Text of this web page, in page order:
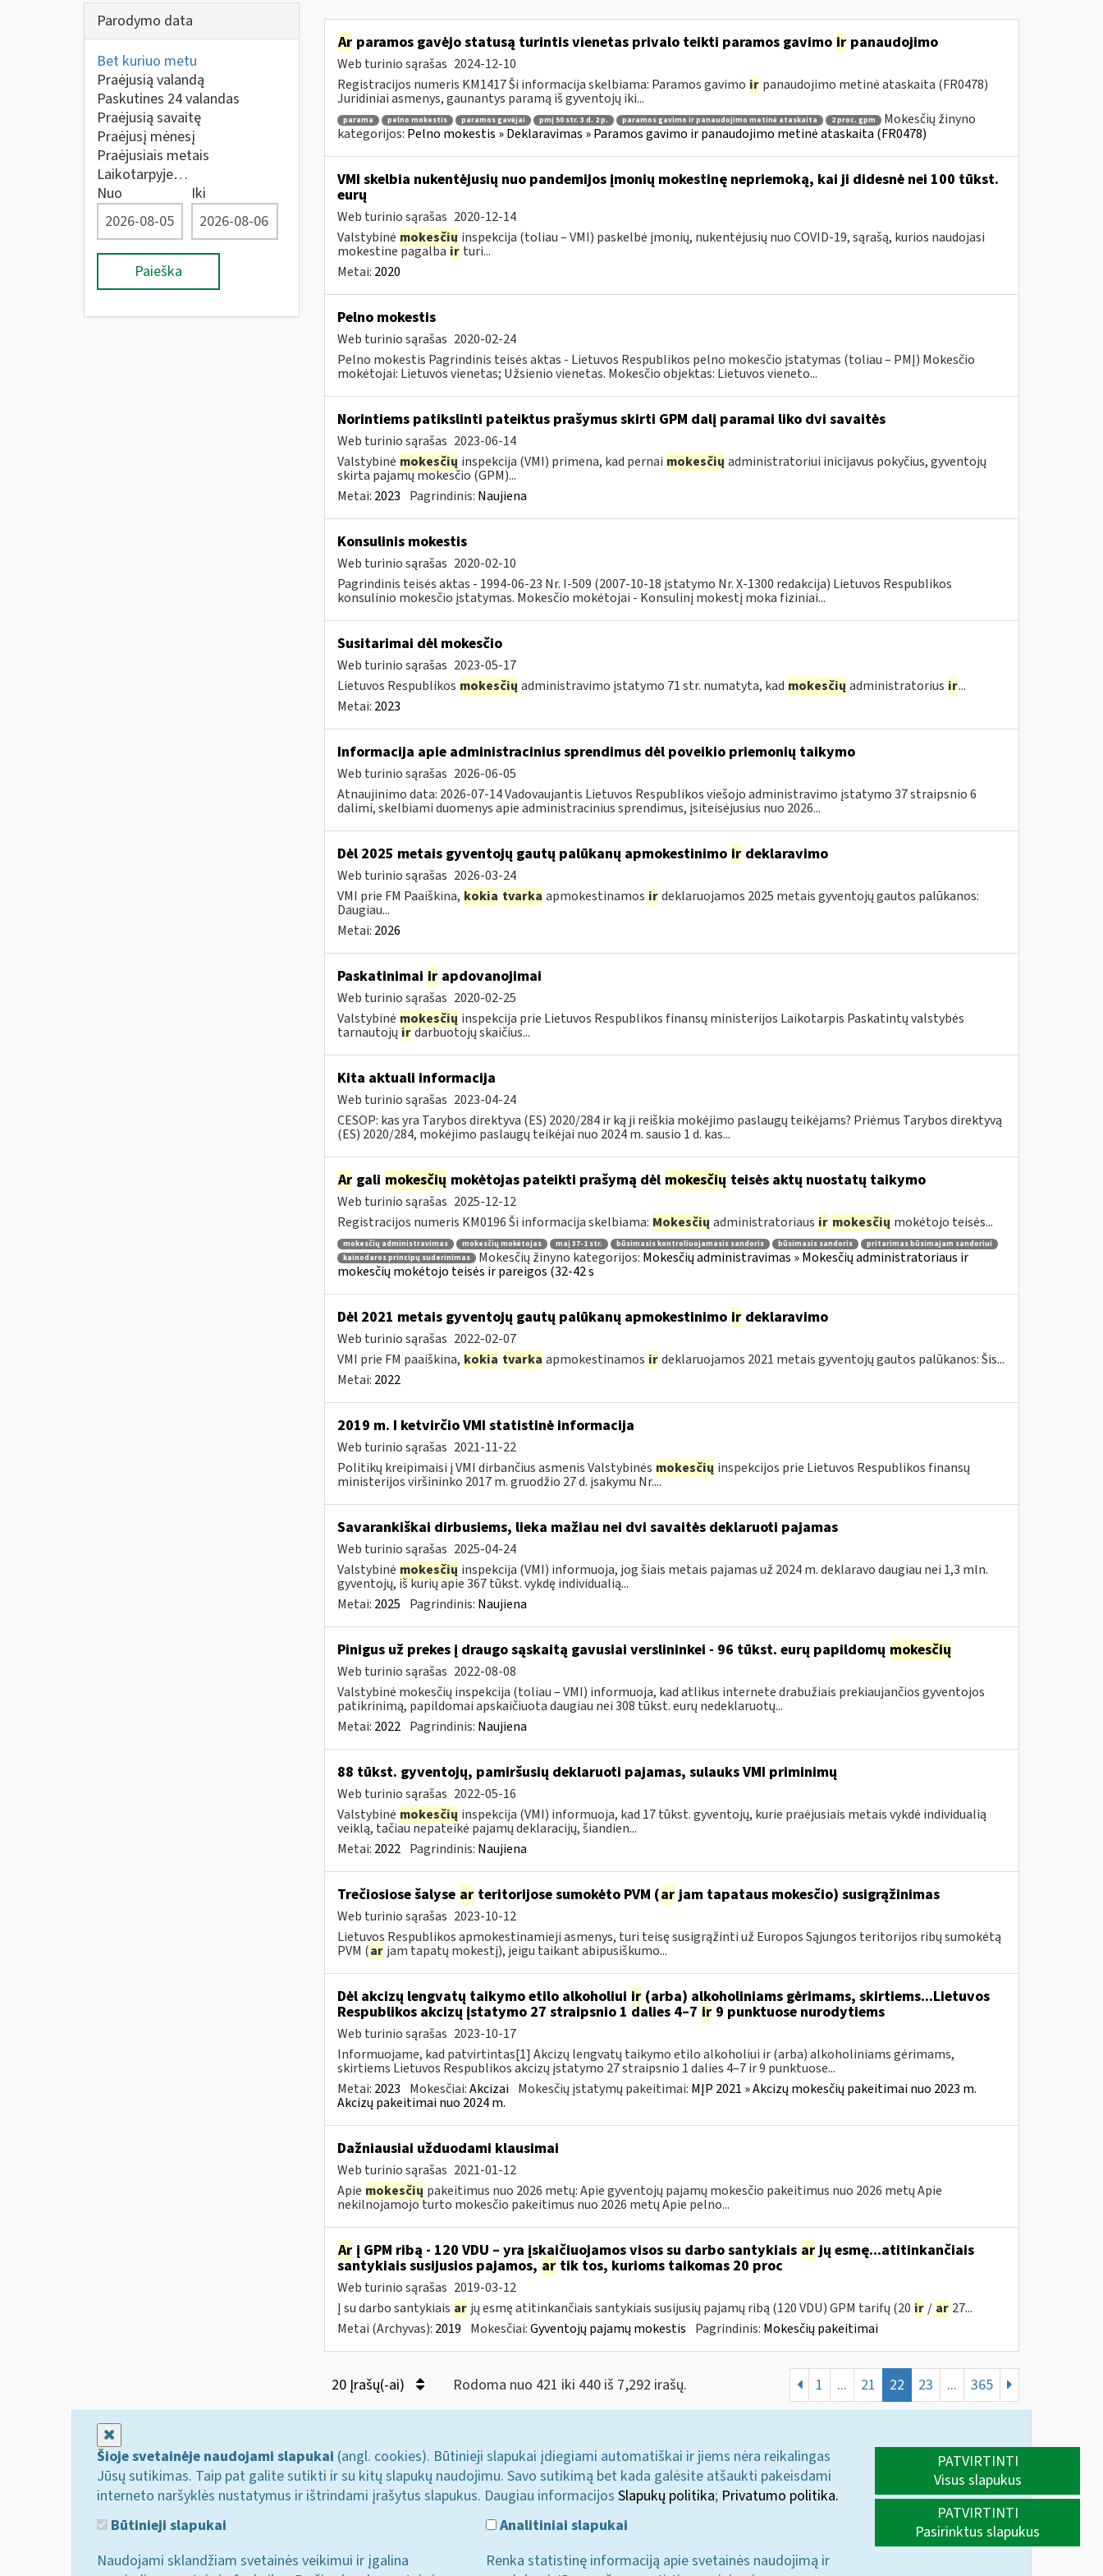
Parodymo data
Bet kuriuo metu
Praėjusią valandą
Paskutines 24 valandas
Praėjusią savaitę
Praėjusį mėnesį
Praėjusiais metais
Laikotarpyje…
Nuo
Iki
Paieška
Arparamos gavėjo statusą turintis vienetas privalo teikti paramos gavimo irpanaudojimo
Web turinio sąrašas 2024-12-10
Registracijos numeris KM1417 Ši informacija skelbiama: Paramos gavimo ir panaudojimo metinė ataskaita (FR0478)
Juridiniai asmenys, gaunantys paramą iš gyventojų iki...
parama pelno mokestis paramos gavėjai pmį 50 str. 3 d. 2 p. paramos gavimo ir panaudojimo metinė ataskaita 2 proc. gpm
Mokesčių žinyno
kategorijos: Pelno mokestis » Deklaravimas » Paramos gavimo ir panaudojimo metinė ataskaita (FR0478)
VMI skelbia nukentėjusių nuo pandemijos įmonių mokestinę nepriemoką, kai ji didesnė nei 100 tūkst.
eurų
Web turinio sąrašas 2020-12-14
Valstybinė mokesčių inspekcija (toliau – VMI) paskelbė įmonių, nukentėjusių nuo COVID-19, sąrašą, kurios naudojasi
mokestine pagalbair turi...
Metai: 2020
Pelno mokestis
Web turinio sąrašas 2020-02-24
Pelno mokestis Pagrindinis teisės aktas - Lietuvos Respublikos pelno mokesčio įstatymas (toliau – PMĮ) Mokesčio
mokėtojai: Lietuvos vienetas; Užsienio vienetas. Mokesčio objektas: Lietuvos vieneto...
Norintiems patikslinti pateiktus prašymus skirti GPM dalį paramai liko dvi savaitės
Web turinio sąrašas 2023-06-14
Valstybinė mokesčių inspekcija (VMI) primena, kad pernai mokesčių administratoriui inicijavus pokyčius, gyventojų
skirta pajamų mokesčio (GPM)...
Metai: 2023 Pagrindinis: Naujiena
Konsulinis mokestis
Web turinio sąrašas 2020-02-10
Pagrindinis teisės aktas - 1994-06-23 Nr. I-509 (2007-10-18 įstatymo Nr. X-1300 redakcija) Lietuvos Respublikos
konsulinio mokesčio įstatymas. Mokesčio mokėtojai - Konsulinį mokestį moka fiziniai...
Susitarimai dėl mokesčio
Web turinio sąrašas 2023-05-17
Lietuvos Respublikos mokesčių administravimo įstatymo 71 str. numatyta, kad mokesčių administratorius ir...
Metai: 2023
Informacija apie administracinius sprendimus dėl poveikio priemonių taikymo
Web turinio sąrašas 2026-06-05
Atnaujinimo data: 2026-07-14 Vadovaujantis Lietuvos Respublikos viešojo administravimo įstatymo 37 straipsnio 6
dalimi, skelbiami duomenys apie administracinius sprendimus, įsiteisėjusius nuo 2026...
Dėl 2025 metais gyventojų gautų palūkanų apmokestinimo irdeklaravimo
Web turinio sąrašas 2026-03-24
VMI prie FM Paaiškina, kokia tvarka apmokestinamos ir deklaruojamos 2025 metais gyventojų gautos palūkanos:
Daugiau...
Metai: 2026
Paskatinimai irapdovanojimai
Web turinio sąrašas 2020-02-25
Valstybinė mokesčių inspekcija prie Lietuvos Respublikos finansų ministerijos Laikotarpis Paskatintų valstybės
tarnautojųirdarbuotojų skaičius...
Kita aktuali informacija
Web turinio sąrašas 2023-04-24
CESOP: kas yra Tarybos direktyva (ES) 2020/284 ir ką ji reiškia mokėjimo paslaugų teikėjams? Priėmus Tarybos direktyvą
(ES) 2020/284, mokėjimo paslaugų teikėjai nuo 2024 m. sausio 1 d. kas...
Argali mokesčių mokėtojas pateikti prašymą dėl mokesčių teisės aktų nuostatų taikymo
Web turinio sąrašas 2025-12-12
Registracijos numeris KM0196 Ši informacija skelbiama: Mokesčių administratoriaus ir mokesčių mokėtojo teisės...
mokesčių administravimas mokesčių mokėtojas maį 37-1 str. būsimasis kontroliuojamasis sandoris būsimasis sandoris
pritarimas būsimajam sandoriui
kainodaros principų suderinimas
Mokesčių žinyno kategorijos: Mokesčių administravimas » Mokesčių administratoriaus ir
mokesčių mokėtojo teisės ir pareigos (32-42 s
Dėl 2021 metais gyventojų gautų palūkanų apmokestinimo irdeklaravimo
Web turinio sąrašas 2022-02-07
VMI prie FM paaiškina, kokia tvarka apmokestinamos ir deklaruojamos 2021 metais gyventojų gautos palūkanos: Šis...
Metai: 2022
2019 m. I ketvirčio VMI statistinė informacija
Web turinio sąrašas 2021-11-22
Politikų kreipimaisi į VMI dirbančius asmenis Valstybinės mokesčių inspekcijos prie Lietuvos Respublikos finansų
ministerijos viršininko 2017 m. gruodžio 27 d. įsakymu Nr....
Savarankiškai dirbusiems, lieka mažiau nei dvi savaitės deklaruoti pajamas
Web turinio sąrašas 2025-04-24
Valstybinė mokesčių inspekcija (VMI) informuoja, jog šiais metais pajamas už 2024 m. deklaravo daugiau nei 1,3 mln.
gyventojų, iš kurių apie 367 tūkst. vykdę individualią...
Metai: 2025 Pagrindinis: Naujiena
Pinigus už prekes į draugo sąskaitą gavusiai verslininkei - 96 tūkst. eurų papildomų mokesčių
Web turinio sąrašas 2022-08-08
Valstybinė mokesčių inspekcija (toliau – VMI) informuoja, kad atlikus internete drabužiais prekiaujančios gyventojos
patikrinimą, papildomai apskaičiuota daugiau nei 308 tūkst. eurų nedeklaruotų...
Metai: 2022 Pagrindinis: Naujiena
88 tūkst. gyventojų, pamiršusių deklaruoti pajamas, sulauks VMI priminimų
Web turinio sąrašas 2022-05-16
Valstybinė mokesčių inspekcija (VMI) informuoja, kad 17 tūkst. gyventojų, kurie praėjusiais metais vykdė individualią
veiklą, tačiau nepateikė pajamų deklaracijų, šiandien...
Metai: 2022 Pagrindinis: Naujiena
Trečiosiose šalyse arteritorijose sumokėto PVM (arjam tapataus mokesčio) susigrąžinimas
Web turinio sąrašas 2023-10-12
Lietuvos Respublikos apmokestinamieji asmenys, turi teisę susigrąžinti už Europos Sąjungos teritorijos ribų sumokėtą
PVM (ar jam tapatų mokestį), jeigu taikant abipusiškumo...
Dėl akcizų lengvatų taikymo etilo alkoholiui ir(arba) alkoholiniams gėrimams, skirtiems...Lietuvos
Respublikos akcizų įstatymo 27 straipsnio 1 dalies 4–7 ir9 punktuose nurodytiems
Web turinio sąrašas 2023-10-17
Informuojame, kad patvirtintas[1] Akcizų lengvatų taikymo etilo alkoholiui ir (arba) alkoholiniams gėrimams,
skirtiems Lietuvos Respublikos akcizų įstatymo 27 straipsnio 1 dalies 4–7 ir 9 punktuose...
Metai: 2023 Mokesčiai:Akcizai Mokesčių įstatymų pakeitimai: MĮP 2021 » Akcizų mokesčių pakeitimai nuo 2023 m.
Akcizų pakeitimai nuo 2024 m.
Dažniausiai užduodami klausimai
Web turinio sąrašas 2021-01-12
Apie mokesčių pakeitimus nuo 2026 metų: Apie gyventojų pajamų mokesčio pakeitimus nuo 2026 metų Apie
nekilnojamojo turto mokesčio pakeitimus nuo 2026 metų Apie pelno...
Arį GPM ribą - 120 VDU – yra įskaičiuojamos visos su darbo santykiais arjų esmę...atitinkančiais
santykiais susijusios pajamos, artik tos, kurioms taikomas 20 proc
Web turinio sąrašas 2019-03-12
Į su darbo santykiais ar jų esmę atitinkančiais santykiais susijusių pajamų ribą (120 VDU) GPM tarifų (20 ir / ar 27...
Metai (Archyvas): 2019 Mokesčiai:Gyventojų pajamų mokestis Pagrindinis: Mokesčių pakeitimai
20 Įrašų(-ai) Rodoma nuo 421 iki 440 iš 7,292 irašų. 1 ... 21 22 23 ... 365
Šioje svetainėje naudojami slapukai (angl. cookies). Būtinieji slapukai įdiegiami automatiškai ir jiems nėra reikalingas
Jūsų sutikimas. Taip pat galite sutikti ir su kitų slapukų naudojimu. Savo sutikimą bet kada galėsite atšaukti pakeisdami
interneto naršyklės nustatymus ir ištrindami įrašytus slapukus. Daugiau informacijos Slapukų politika; Privatumo politika.
Būtinieji slapukai
Naudojami sklandžiam svetainės veikimui ir įgalina
Analitiniai slapukai
Renka statistinę informaciją apie svetainės naudojimą ir
PATVIRTINTI
Visus slapukus
PATVIRTINTI
Pasirinktus slapukus